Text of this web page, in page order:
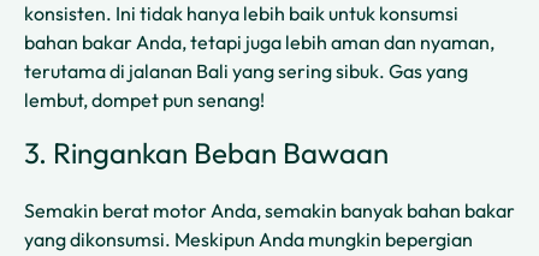
konsisten. Ini tidak hanya lebih baik untuk konsumsi
bahan bakar Anda, tetapi juga lebih aman dan nyaman,
terutama di jalanan Bali yang sering sibuk. Gas yang
lembut, dompet pun senang!
3. Ringankan Beban Bawaan
Semakin berat motor Anda, semakin banyak bahan bakar
yang dikonsumsi. Meskipun Anda mungkin bepergian